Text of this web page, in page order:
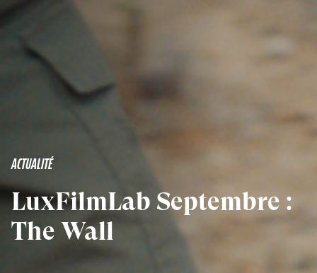
ACTUALITÉ
LuxFilmLab Septembre :
The Wall